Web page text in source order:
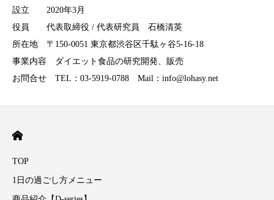
設立 2020年3月
役員 代表取締役 / 代表研究員 石橋清英
所在地 〒150-0051 東京都渋谷区千駄ヶ谷5-16-18
事業内容 ダイエット食品の研究開発、販売
お問合せ TEL：03-5919-0788 Mail：info@lohasy.net
TOP
1日の過ごし方メニュー